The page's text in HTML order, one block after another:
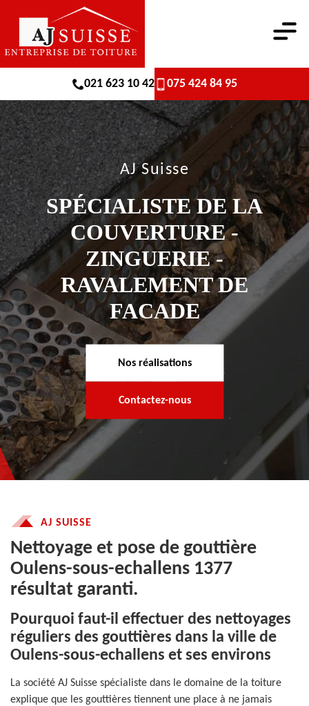
021 623 10 42 075 424 84 95
AJ Suisse
SPÉCIALISTE DE LA
COUVERTURE -
ZINGUERIE -
RAVALEMENT DE
FACADE
Nos réalisations
Contactez-nous
AJ SUISSE
Nettoyage et pose de gouttière
Oulens-sous-echallens 1377
résultat garanti.
Pourquoi faut-il effectuer des nettoyages
réguliers des gouttières dans la ville de
Oulens-sous-echallens et ses environs
La société AJ Suisse spécialiste dans le domaine de la toiture
explique que les gouttières tiennent une place à ne jamais